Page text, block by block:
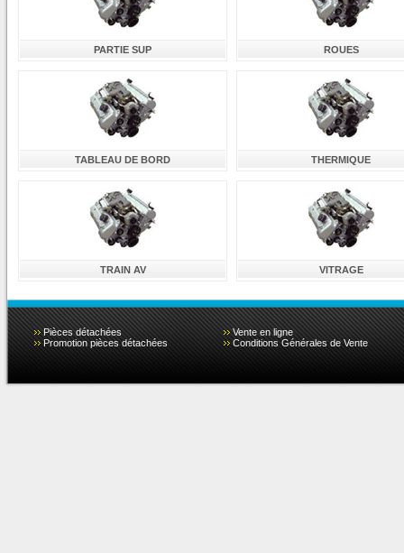
PARTIE SUP ROUES
TABLEAU DE BORD THERMIQUE
TRAIN AV VITRAGE
Pièces détachées
Vente en ligne
Promotion pièces détachées
Conditions Générales de Vente